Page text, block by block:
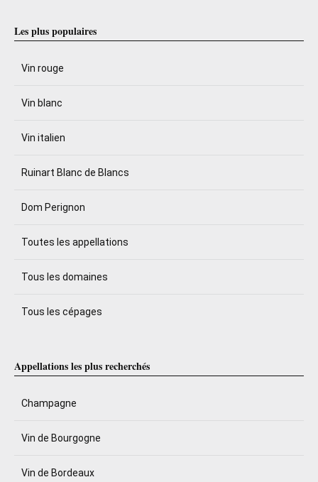
Les plus populaires
Vin rouge
Vin blanc
Vin italien
Ruinart Blanc de Blancs
Dom Perignon
Toutes les appellations
Tous les domaines
Tous les cépages
Appellations les plus recherchés
Champagne
Vin de Bourgogne
Vin de Bordeaux